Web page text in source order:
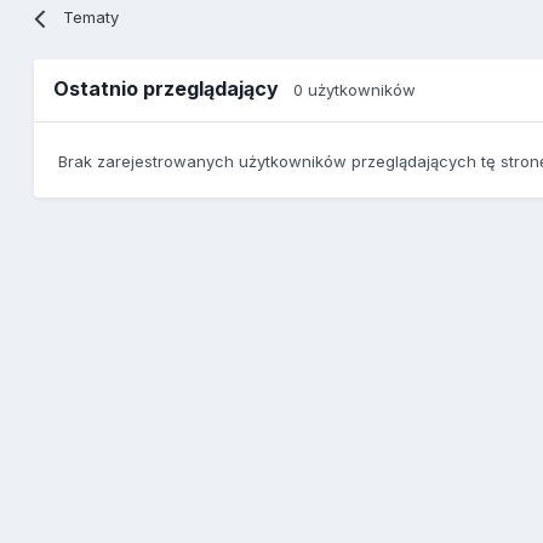
Tematy
Ostatnio przeglądający0 użytkowników
Brak zarejestrowanych użytkowników przeglądających tę